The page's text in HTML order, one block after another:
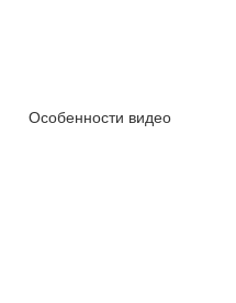
Особенности видео